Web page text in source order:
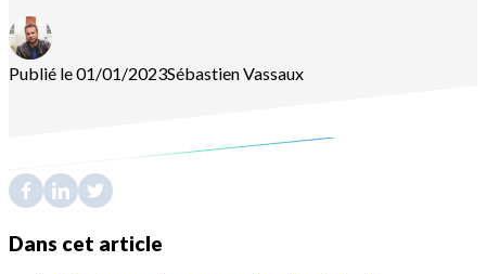
Publié le 01/01/2023SébastienVassaux
Dans cet article